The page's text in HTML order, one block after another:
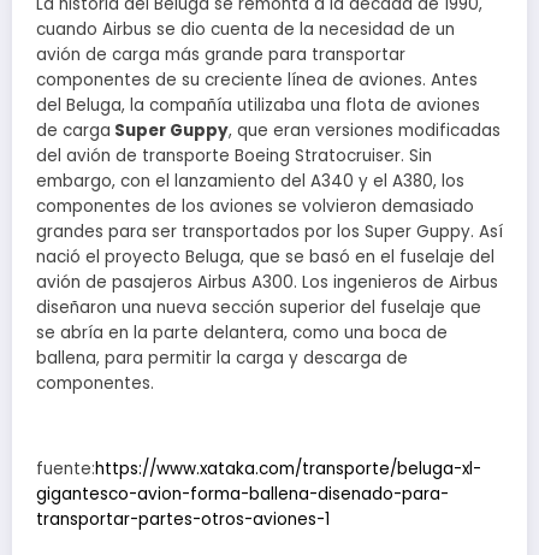
cuando Airbus se dio cuenta de la necesidad de un
avión de carga más grande para transportar
componentes de su creciente línea de aviones. Antes
del Beluga, la compañía utilizaba una flota de aviones
de carga Super Guppy, que eran versiones modificadas
del avión de transporte Boeing Stratocruiser. Sin
embargo, con el lanzamiento del A340 y el A380, los
componentes de los aviones se volvieron demasiado
grandes para ser transportados por los Super Guppy. Así
nació el proyecto Beluga, que se basó en el fuselaje del
avión de pasajeros Airbus A300. Los ingenieros de Airbus
diseñaron una nueva sección superior del fuselaje que
se abría en la parte delantera, como una boca de
ballena, para permitir la carga y descarga de
componentes.
fuente:https://www.xataka.com/transporte/beluga-xl-
gigantesco-avion-forma-ballena-disenado-para-
transportar-partes-otros-aviones-1